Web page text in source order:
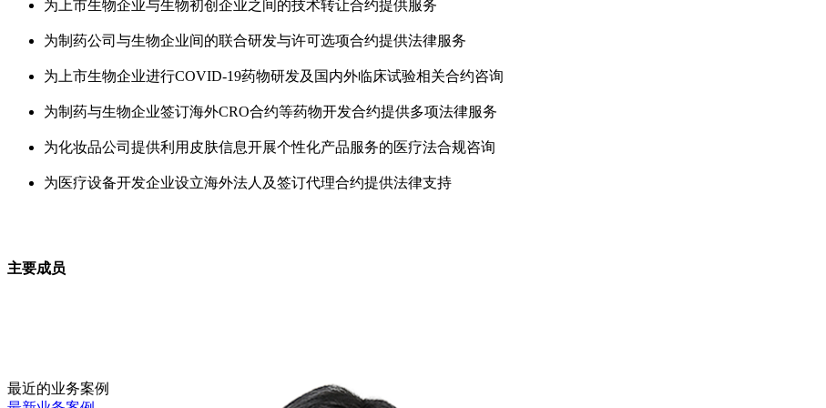
为上市生物企业与生物初创企业之间的技术转让合约提供服务
为制药公司与生物企业间的联合研发与许可选项合约提供法律服务
为上市生物企业进行COVID-19药物研发及国内外临床试验相关合约咨询
为制药与生物企业签订海外CRO合约等药物开发合约提供多项法律服务
为化妆品公司提供利用皮肤信息开展个性化产品服务的医疗法合规咨询
为医疗设备开发企业设立海外法人及签订代理合约提供法律支持
主要成员
最近的业务案例